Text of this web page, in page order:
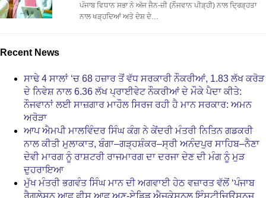
ਪੰਜਾਬ ਵਿਧਾਨ ਸਭਾ ਨੇ ਅੱਜ ਜੈਨ-ਜ਼ੀ (ਨੌਜਵਾਨ ਪੀੜ੍ਹੀ) ਨਾਲ ਦ੍ਰਿੜ੍ਹਤਾ
ਨਾਲ ਖੜ੍ਹਦਿਆਂ ਅਤੇ ਦੇਸ਼ ਦੇ…
Recent News
ਸਾਢੇ 4 ਸਾਲਾਂ ‘ਚ 68 ਹਜ਼ਾਰ ਤੋਂ ਵੱਧ ਸਰਕਾਰੀ ਨੌਕਰੀਆਂ, 1.83 ਲੱਖ ਕਰੋੜ
ਦੇ ਨਿਵੇਸ਼ ਨਾਲ 6.36 ਲੱਖ ਪ੍ਰਾਈਵੇਟ ਨੌਕਰੀਆਂ ਦੇ ਮੌਕੇ ਪੈਦਾ ਕੀਤੇ:
ਨੌਜਵਾਨਾਂ ਲਈ ਸਾਜ਼ਗਾਰ ਮਾਹੌਲ ਸਿਰਜ ਰਹੀ ਹੈ ਮਾਨ ਸਰਕਾਰ: ਅਮਨ
ਅਰੋੜਾ
ਆਪ ਐਮਪੀ ਮਾਲਵਿੰਦਰ ਸਿੰਘ ਕੰਗ ਨੇ ਕੇਂਦਰੀ ਮੰਤਰੀ ਨਿਤਿਨ ਗਡਕਰੀ
ਨਾਲ ਕੀਤੀ ਮੁਲਾਕਾਤ, ਬੰਗਾ–ਗੜ੍ਹਸ਼ੰਕਰ–ਸ੍ਰੀ ਅਨੰਦਪੁਰ ਸਾਹਿਬ–ਨੈਣਾ
ਦੇਵੀ ਮਾਰਗ ਨੂੰ ਰਾਸ਼ਟਰੀ ਰਾਜਮਾਰਗ ਦਾ ਦਰਜਾ ਦੇਣ ਦੀ ਮੰਗ ਨੂੰ ਮੁੜ
ਦੁਹਰਾਇਆ
ਮੁੱਖ ਮੰਤਰੀ ਭਗਵੰਤ ਸਿੰਘ ਮਾਨ ਦੀ ਅਗਵਾਈ ਹੇਠ ਵਜ਼ਾਰਤ ਵੱਲੋਂ ‘ਪੰਜਾਬ
ਰੈਗੂਲੇਸ਼ਨ ਆਫ ਫੀਸ ਆਫ ਅਣ-ਏਡਿਡ ਐਜੂਕੇਸ਼ਨਲ ਇੰਸਟੀਚਿਊਸ਼ਨਜ਼